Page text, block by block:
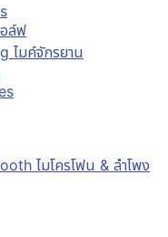
ล์ฟ
ไมค์จักรยาน
ไมโครโฟน & ลำโพง